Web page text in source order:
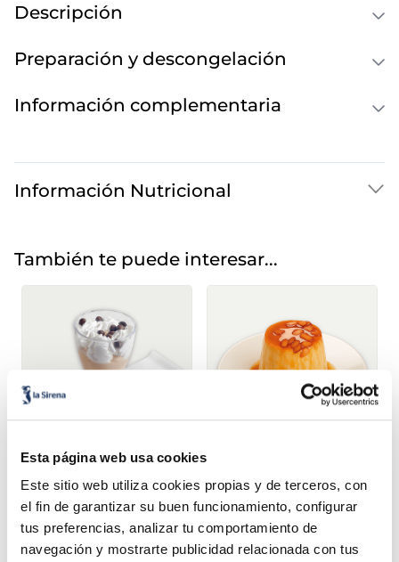
Esta página web usa cookies
Este sitio web utiliza cookies propias y de terceros, con
el fin de garantizar su buen funcionamiento, configurar
tus preferencias, analizar tu comportamiento de
navegación y mostrarte publicidad relacionada con tus
Descripción
Preparación y descongelación
Información complementaria
Información Nutricional
También te puede interesar...
Sin gluten
2,49 € Unidad 105 g
Sin gluten
1,99 € Unidad 135 ml